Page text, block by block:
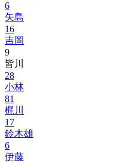
6
矢島
16
吉岡
9
皆川
28
小林
81
梶川
17
鈴木雄
6
伊藤